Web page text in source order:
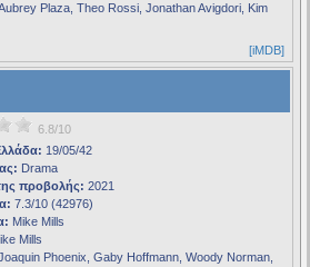
Plaza, Theo Rossi, Jonathan Avigdori, Kim
[iMDB]
6.8/10
19/05/42
Drama
προβολής: 2021
7.3/10 (42976)
Mike Mills
Mills
Phoenix, Gaby Hoffmann, Woody Norman,